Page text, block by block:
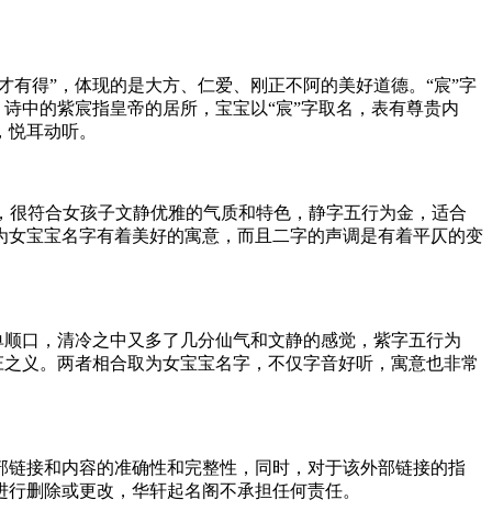
得”，体现的是大方、仁爱、刚正不阿的美好道德。“宸”字
中的紫宸指皇帝的居所，宝宝以“宸”字取名，表有尊贵内
耳动听。
符合女孩子文静优雅的气质和特色，静字五行为金，适合
宝宝名字有着美好的寓意，而且二字的声调是有着平仄的变
口，清冷之中又多了几分仙气和文静的感觉，紫字五行为
义。两者相合取为女宝宝名字，不仅字音好听，寓意也非常
接和内容的准确性和完整性，同时，对于该外部链接的指
删除或更改，华轩起名阁不承担任何责任。